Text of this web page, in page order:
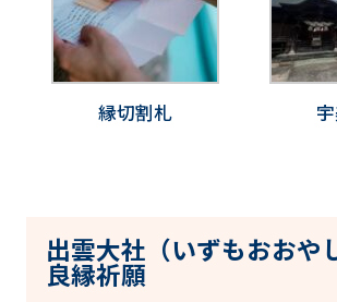
縁切割札
出雲大社（いずもおおや
良縁祈願